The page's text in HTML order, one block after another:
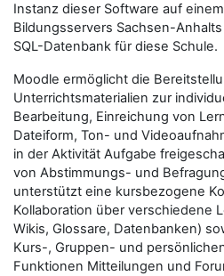
Instanz dieser Software auf
Bildungsservers Sachsen-
SQL-Datenbank für diese Schule.
Moodle ermöglicht die
Unterrichtsmaterialien zur
Bearbeitung, Einreichung von
Dateiform, Ton- und
in der Aktivität Aufgabe
von Abstimmungs- und
unterstützt eine kursbezogene
Kollaboration über verschiedene
Wikis, Glossare, Datenbanken)
Kurs-, Gruppen- und
Funktionen Mitteilungen und